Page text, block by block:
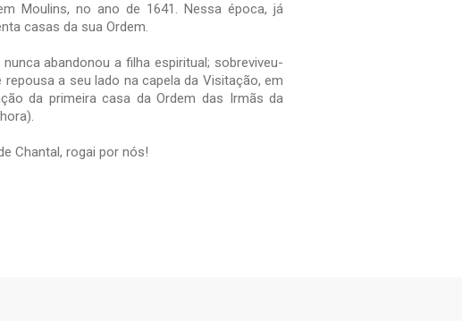
Moulins, no ano de 1641. Nessa época, já
casas da sua Ordem.
abandonou a filha espiritual; sobreviveu-
repousa a seu lado na capela da Visitação, em
da primeira casa da Ordem das Irmãs da
Chantal, rogai por nós!